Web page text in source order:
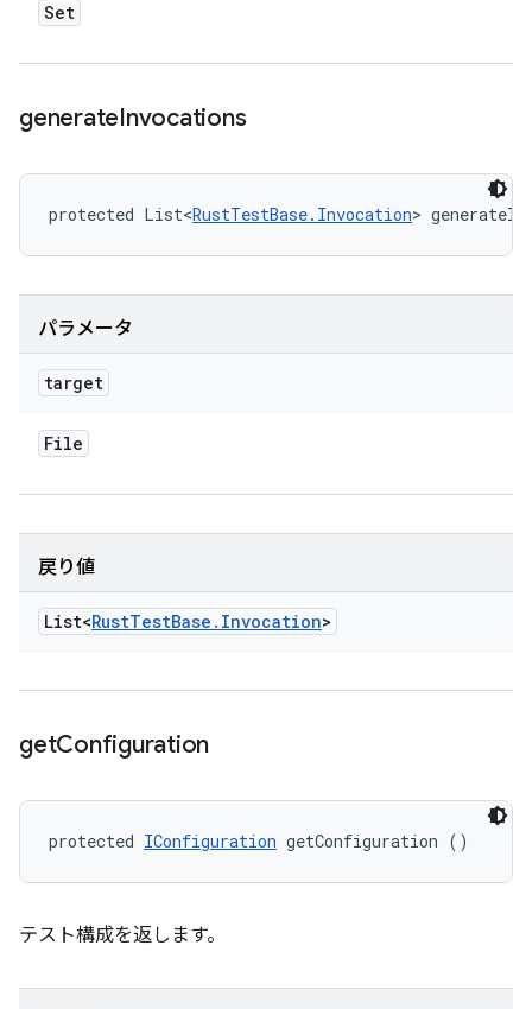
Set
generateInvocations
protected List<RustTestBase.Invocation>
パラメータ
target
File
戻り値
List<RustTestBase . Invocation>
getConfiguration
protected IConfiguration getConfiguration ()
テスト構成を返します。